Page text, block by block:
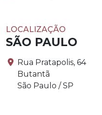
LOCALIZAÇÃO
SÃO PAULO
Rua Pratapolis, 64
Butantã
São Paulo / SP